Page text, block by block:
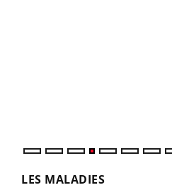
LES MALADIES